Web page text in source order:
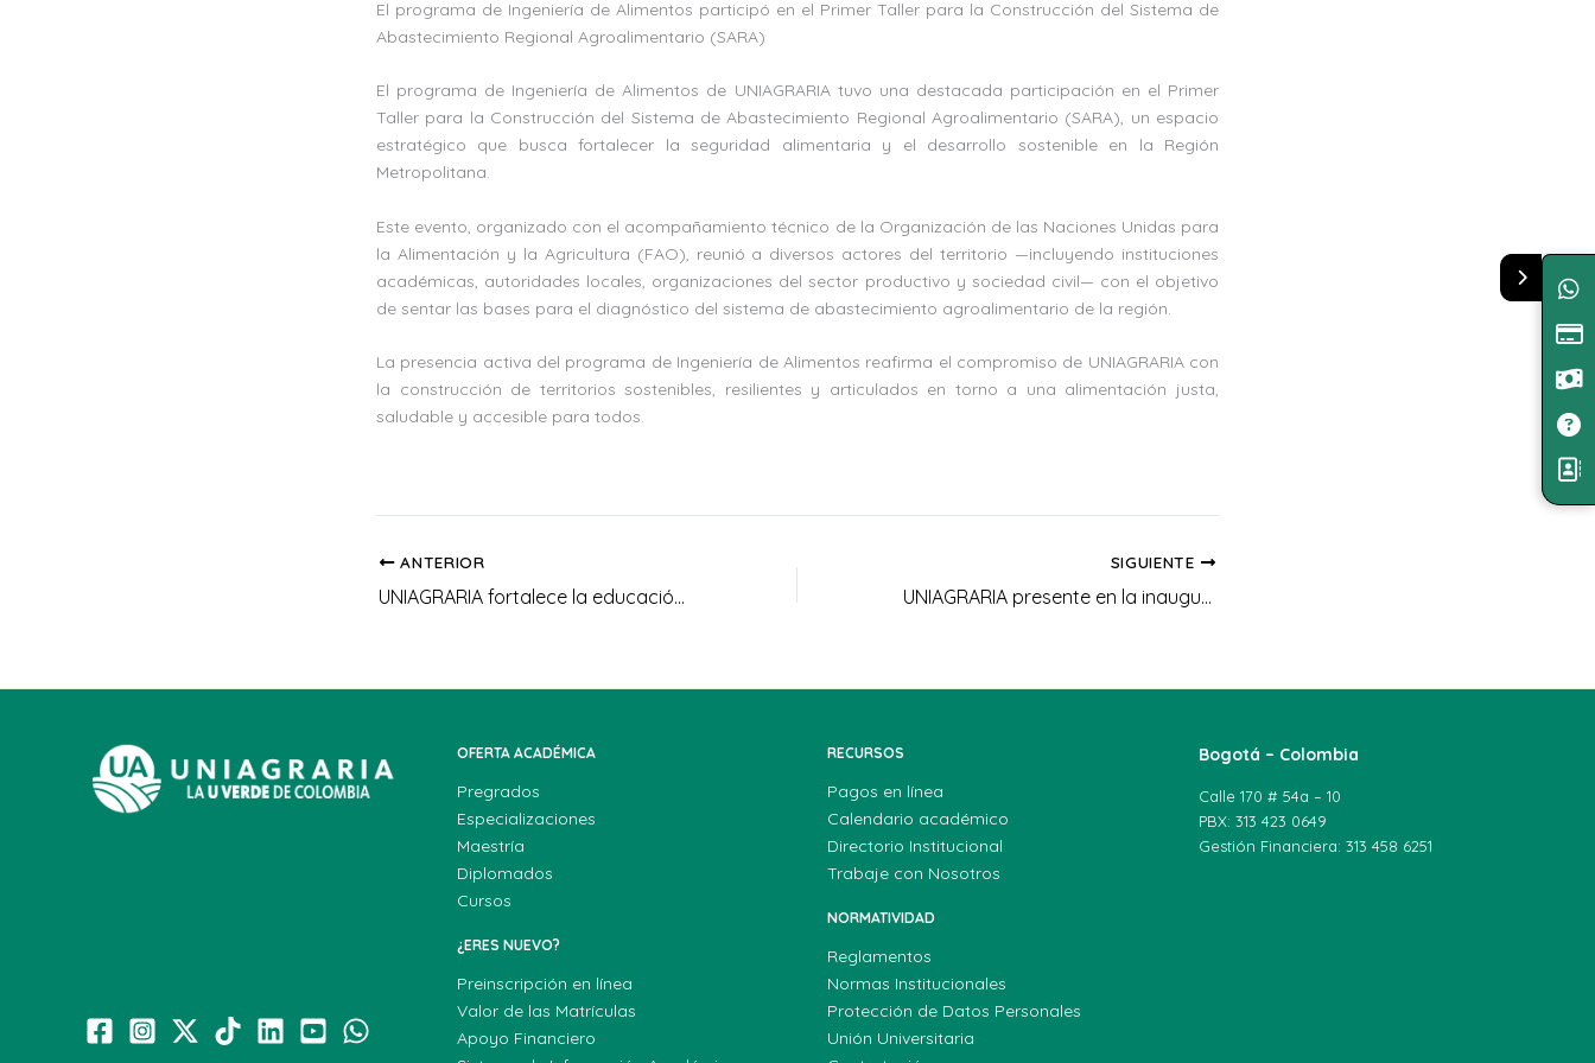
El programa de Ingeniería de Alimentos participó en el Primer Taller para la Construcción del Sistema de
Abastecimiento Regional Agroalimentario (SARA)
El programa de Ingeniería de Alimentos de UNIAGRARIA tuvo una destacada participación en el Primer
Taller para la Construcción del Sistema de Abastecimiento Regional Agroalimentario (SARA), un espacio
estratégico que busca fortalecer la seguridad alimentaria y el desarrollo sostenible en la Región
Metropolitana.
Este evento, organizado con el acompañamiento técnico de la Organización de las Naciones Unidas para
la Alimentación y la Agricultura (FAO), reunió a diversos actores del territorio —incluyendo instituciones
académicas, autoridades locales, organizaciones del sector productivo y sociedad civil— con el objetivo
de sentar las bases para el diagnóstico del sistema de abastecimiento agroalimentario de la región.
La presencia activa del programa de Ingeniería de Alimentos reafirma el compromiso de UNIAGRARIA con
la construcción de territorios sostenibles, resilientes y articulados en torno a una alimentación justa,
saludable y accesible para todos.
ANTERIOR
UNIAGRARIA fortalece la educación rural con visita al Colegio Divino Niño en Tocancipá
SIGUIENTE
UNIAGRARIA presente en la inauguración de Milagrosa Stereo en Facatativá
OFERTA ACADÉMICA
Pregrados
Especializaciones
Maestría
Diplomados
Cursos
¿ERES NUEVO?
Preinscripción en línea
Valor de las Matrículas
Apoyo Financiero
RECURSOS
Pagos en línea
Calendario académico
Directorio Institucional
Trabaje con Nosotros
NORMATIVIDAD
Reglamentos
Normas Institucionales
Protección de Datos Personales
Unión Universitaria
Bogotá – Colombia
Calle 170 # 54a – 10
PBX: 313 423 0649
Gestión Financiera: 313 458 6251